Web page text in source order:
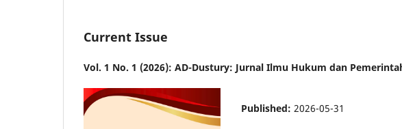
Current Issue
Vol. 1 No. 1 (2026): AD-Dustury: Jurnal Ilmu Hukum dan
Published: 2026-05-31